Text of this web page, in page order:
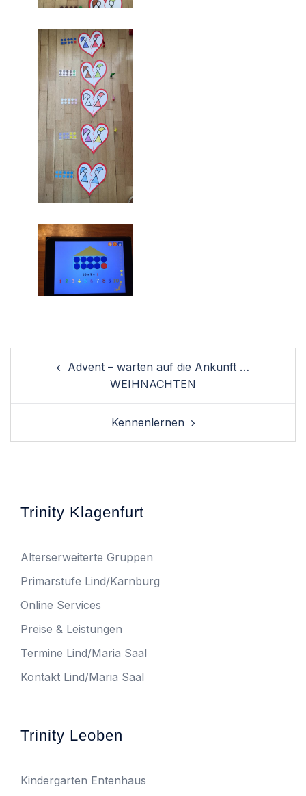
navigationAdvent – warten auf die Ankunft …
WEIHNACHTEN
Kennenlernen
Trinity Klagenfurt
Alterserweiterte Gruppen
Primarstufe Lind/Karnburg
Online Services
Preise & Leistungen
Termine Lind/Maria Saal
Kontakt Lind/Maria Saal
Trinity Leoben
Kindergarten Entenhaus